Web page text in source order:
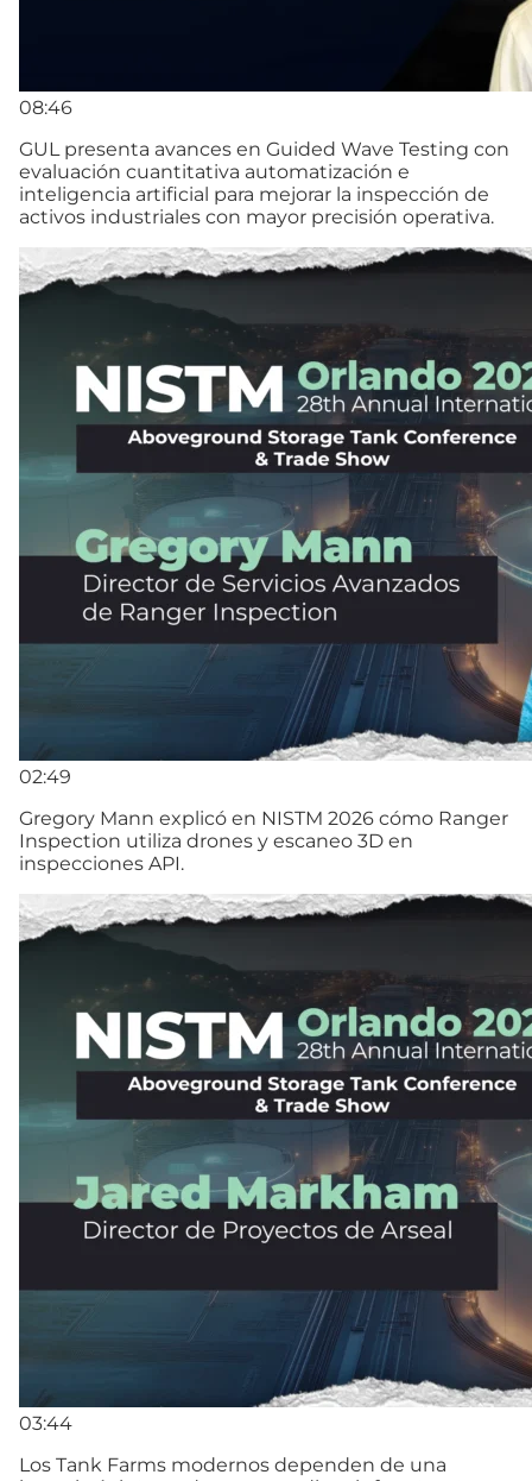
08:46
GUL presenta avances en Guided Wave Testing con
evaluación cuantitativa automatización e
inteligencia artificial para mejorar la inspección de
activos industriales con mayor precisión operativa.
02:49
Gregory Mann explicó en NISTM 2026 cómo Ranger
Inspection utiliza drones y escaneo 3D en
inspecciones API.
03:44
Los Tank Farms modernos dependen de una